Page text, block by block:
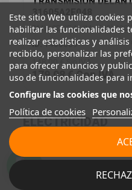
31605A2E048
BMW SERIE 1 LIM. (F40) 120I
ID: 1406659
148,00 € Sin IVA
179,08 € Con IVA
ELECTRICIDAD
Este sitio Web utiliza cookies
habilitar las funcionalidades
realizar estadísticas y
recibido, personalizar las
para ofrecer anuncios y
uso de funcionalidades para
Configure las cookies que
Política de cookies